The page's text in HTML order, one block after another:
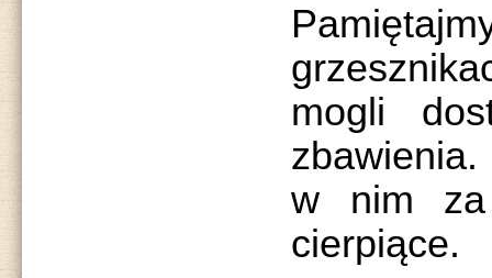
mogli
w nim za
cierpiące.